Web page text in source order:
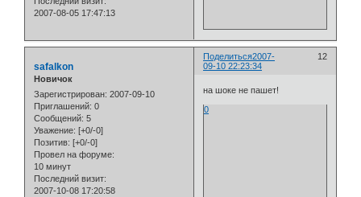
2007-08-05 17:47:13
Поделиться 12
2007-
09-10 22:23:34
safalkon
Новичок
Зарегистрирован: 2007-09-10
Приглашений: 0
Сообщений: 5
Уважение: [+0/-0]
Позитив: [+0/-0]
Провел на форуме:
10 минут
Последний визит:
2007-10-08 17:20:58
на шоке не пашет!
0